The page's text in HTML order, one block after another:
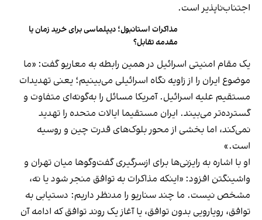
اجتناب‌ناپذیر است.
مذاکرات استانبول؛ دیپلماسی برای خرید زمان یا
مقدمه تقابل؟
یک مقام امنیتی اسرائیل در همین رابطه به معاریو گفت: «ما
موضوع ایران را از زاویه نگاه اسرائیلی می‌بینیم؛ یعنی تهدیدات
مستقیم علیه اسرائیل. آمریکا مسائل را به‌گونه‌ای متفاوت و
گسترده‌تر می‌بیند. ایران مستقیما ایالات متحده را تهدید
نمی‌کند، اما بخشی از محور بلوک‌های قدرت چین و روسیه
است.»
او با اشاره به رایزنی‌ها برای ازسرگیری گفت‌وگوها میان تهران و
واشینگتن افزود: «اینکه مذاکرات به توافق منجر شود یا نه،
مشخص نیست. ما چند سناریو را مدنظر داریم: دستیابی به
توافق، رویارویی بدون توافق، یا آغاز یک روند توافق که ادامه آن